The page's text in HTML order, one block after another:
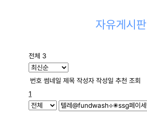
자유게시판
전체 3
번호 썸네일 제목 작성자 작성일 추천 조회
1